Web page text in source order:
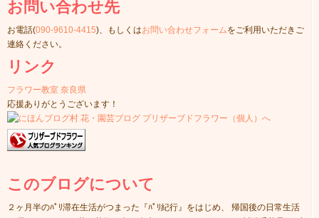
お問い合わせ先
お電話(090-9610-4415)、もしくはお問い合わせフォームをご利用いただきご
連絡ください。
リンク
フラワー教室 奈良県
応援ありがとうございます！
このブログについて
２ヶ月半のﾊﾟﾘ滞在生活がつまった『ﾊﾟﾘ紀行』をはじめ、 帰国後の日常生活